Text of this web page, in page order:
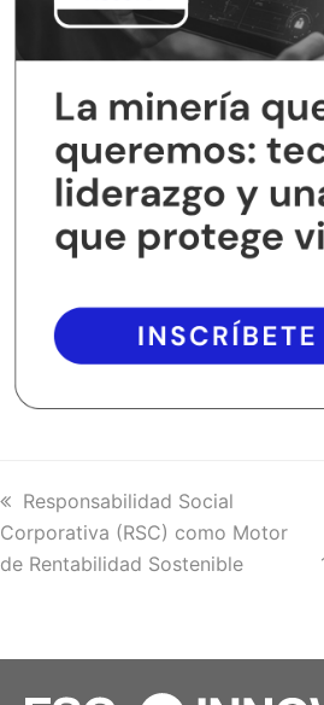
previous
post:
Responsabilidad Social
Corporativa (RSC) como Motor
de Rentabilidad Sostenible